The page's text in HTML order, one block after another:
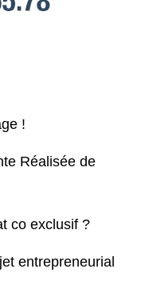
!
Réalisée de
co exclusif ?
entrepreneurial